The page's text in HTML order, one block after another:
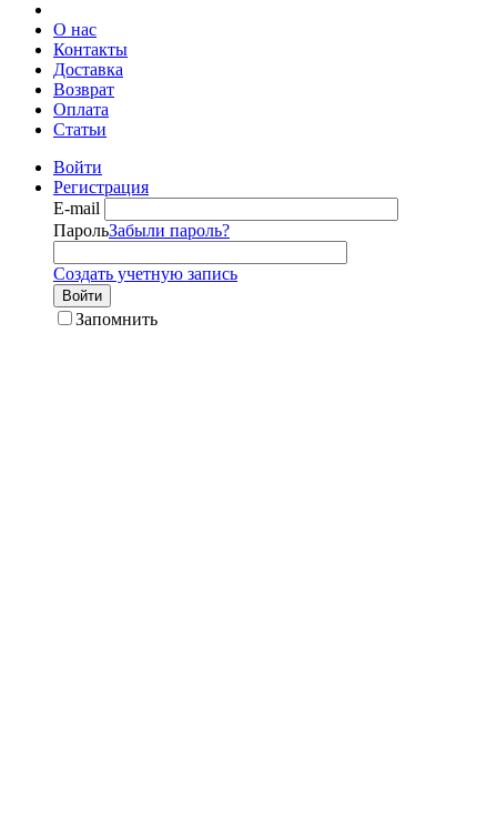
О нас
Контакты
Доставка
Возврат
Оплата
Статьи
Войти
Регистрация
E-mail
ПарольЗабыли пароль?
Создать учетную запись
Войти
Запомнить